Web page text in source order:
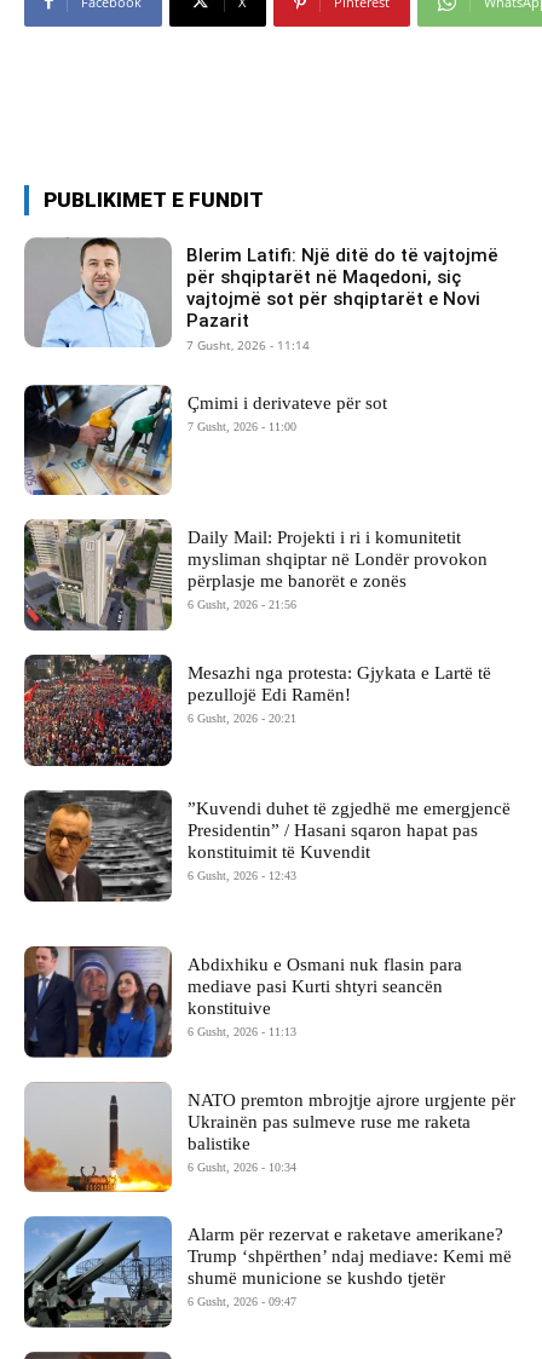
PUBLIKIMET E FUNDIT
Blerim Latifi: Një ditë do të vajtojmë
për shqiptarët në Maqedoni, siç
vajtojmë sot për shqiptarët e Novi
Pazarit
7 Gusht, 2026 - 11:14
Çmimi i derivateve për sot
7 Gusht, 2026 - 11:00
Daily Mail: Projekti i ri i komunitetit
mysliman shqiptar në Londër provokon
përplasje me banorët e zonës
6 Gusht, 2026 - 21:56
Mesazhi nga protesta: Gjykata e Lartë të
pezullojë Edi Ramën!
6 Gusht, 2026 - 20:21
​”Kuvendi duhet të zgjedhë me emergjencë
Presidentin” / Hasani sqaron hapat pas
konstituimit të Kuvendit
6 Gusht, 2026 - 12:43
Abdixhiku e Osmani nuk flasin para
mediave pasi Kurti shtyri seancën
konstituive
6 Gusht, 2026 - 11:13
NATO premton mbrojtje ajrore urgjente për
Ukrainën pas sulmeve ruse me raketa
balistike
6 Gusht, 2026 - 10:34
Alarm për rezervat e raketave amerikane?
Trump ‘shpërthen’ ndaj mediave: Kemi më
shumë municione se kushdo tjetër
6 Gusht, 2026 - 09:47